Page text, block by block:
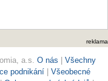
reklama
a.s. O nás
Všechny
podnikání| Všeobecné